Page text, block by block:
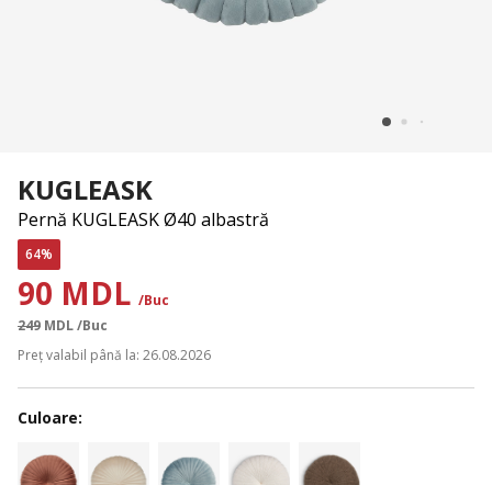
KUGLEASK
Pernă KUGLEASK Ø40 albastră
64%
90 MDL /Buc
249 MDL/Buc
Preț valabil până la: 26.08.2026
Culoare: